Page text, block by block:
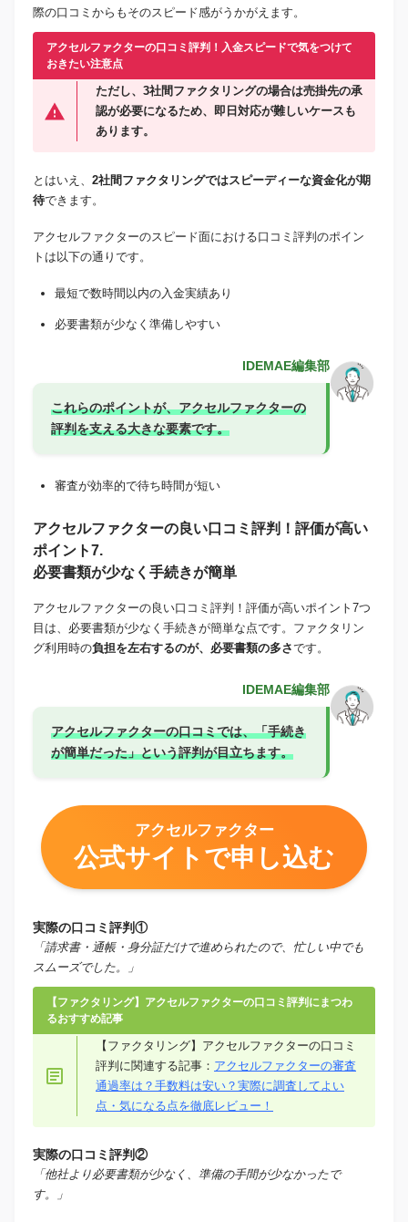
際の口コミからもそのスピード感がうかがえます。
アクセルファクターの口コミ評判！入金スピードで気をつけて
おきたい注意点
ただし、3社間ファクタリングの場合は売掛先の承
認が必要になるため、即日対応が難しいケースも
あります。
とはいえ、 2社間ファクタリングではスピーディーな資金化が期
待できます。
アクセルファクターのスピード面における口コミ評判のポイン
トは以下の通りです。
最短で数時間以内の入金実績あり
必要書類が少なく準備しやすい
IDEMAE編集部
これらのポイントが、アクセルファクターの
評判を支える大きな要素です。
審査が効率的で待ち時間が短い
アクセルファクターの良い口コミ評判！評価が高い
ポイント7.
必要書類が少なく手続きが簡単
アクセルファクターの良い口コミ評判！評価が高いポイント7つ
目は、必要書類が少なく手続きが簡単な点です。ファクタリン
グ利用時の負担を左右するのが、必要書類の多さです。
IDEMAE編集部
アクセルファクターの口コミでは、「手続き
が簡単だった」という評判が目立ちます。
アクセルファクター
公式サイトで申し込む
実際の口コミ評判①
「請求書・通帳・身分証だけで進められたので、忙しい中でも
スムーズでした。」
【ファクタリング】アクセルファクターの口コミ評判にまつわ
るおすすめ記事
【ファクタリング】アクセルファクターの口コミ
評判に関連する記事： アクセルファクターの審査
通過率は？手数料は安い？実際に調査してよい
点・気になる点を徹底レビュー！
実際の口コミ評判②
「他社より必要書類が少なく、準備の手間が少なかったで
す。」